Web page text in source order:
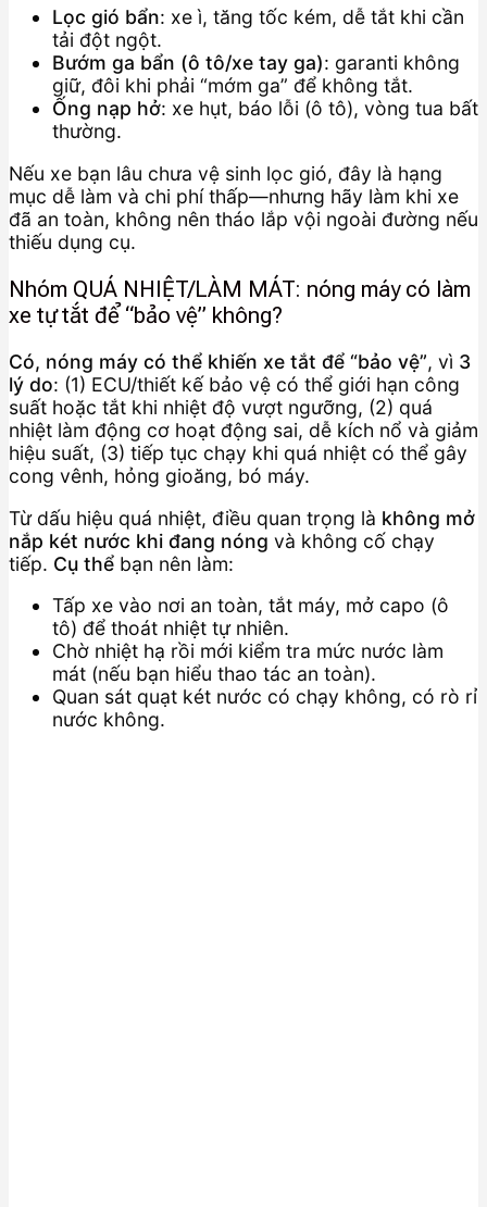
Lọc gió bẩn: xe ì, tăng tốc kém, dễ tắt khi cần
tải đột ngột.
Bướm ga bẩn (ô tô/xe tay ga): garanti không
giữ, đôi khi phải “mớm ga” để không tắt.
Ống nạp hở: xe hụt, báo lỗi (ô tô), vòng tua bất
thường.
Nếu xe bạn lâu chưa vệ sinh lọc gió, đây là hạng
mục dễ làm và chi phí thấp—nhưng hãy làm khi xe
đã an toàn, không nên tháo lắp vội ngoài đường nếu
thiếu dụng cụ.
Nhóm QUÁ NHIỆT/LÀM MÁT: nóng máy có làm
xe tự tắt để “bảo vệ” không?
Có, nóng máy có thể khiến xe tắt để “bảo vệ”, vì 3
lý do: (1) ECU/thiết kế bảo vệ có thể giới hạn công
suất hoặc tắt khi nhiệt độ vượt ngưỡng, (2) quá
nhiệt làm động cơ hoạt động sai, dễ kích nổ và giảm
hiệu suất, (3) tiếp tục chạy khi quá nhiệt có thể gây
cong vênh, hỏng gioăng, bó máy.
Từ dấu hiệu quá nhiệt, điều quan trọng là không mở
nắp két nước khi đang nóng và không cố chạy
tiếp. Cụ thể bạn nên làm:
Tấp xe vào nơi an toàn, tắt máy, mở capo (ô
tô) để thoát nhiệt tự nhiên.
Chờ nhiệt hạ rồi mới kiểm tra mức nước làm
mát (nếu bạn hiểu thao tác an toàn).
Quan sát quạt két nước có chạy không, có rò rỉ
nước không.